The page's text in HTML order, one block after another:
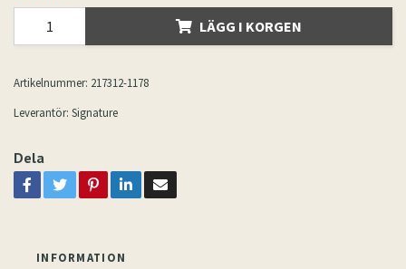
LÄGG I KORGEN
Artikelnummer: 217312-1178
Leverantör: Signature
Dela
INFORMATION